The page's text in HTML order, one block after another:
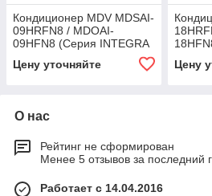
Кондиционер MDV MDSAI-
09HRFN8 / MDOAI-
09HFN8 (Серия INTEGRA
R32, до 25 м²)
Цену уточняйте
R32,
Цену
О нас
Рейтинг не сформирован
Менее 5 отзывов за последний
Работает с 14.04.2016